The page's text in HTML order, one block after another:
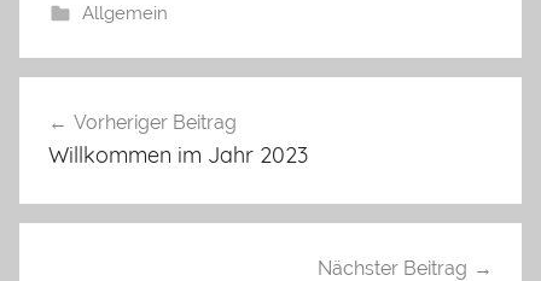
Allgemein
Navigation
Vorheriger Beitrag
Willkommen im Jahr 2023
Nächster Beitrag